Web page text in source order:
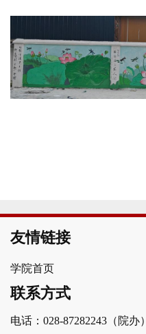
友情链接
学院首页
联系方式
电话：028-87282243（院办）